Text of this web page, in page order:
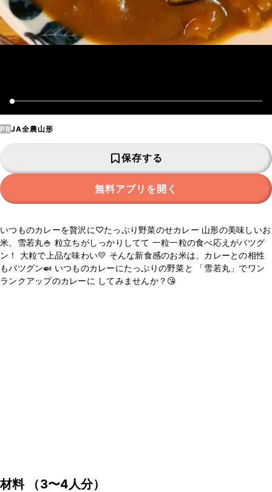
PRJA全農山形
保存する
無料アプリを開く
いつものカレーを贅沢に♡たっぷり野菜のせカレー 山形の美味しいお
米、雪若丸🍚 粒立ちがしっかりしてて 一粒一粒の食べ応えがバツグ
ン！ 大粒で上品な味わい💛 そんな新食感のお米は、カレーとの相性
もバツグン🍛 いつものカレーにたっぷりの野菜と 「雪若丸」でワン
ランクアップのカレーに してみませんか？😘
材料 （3〜4人分）